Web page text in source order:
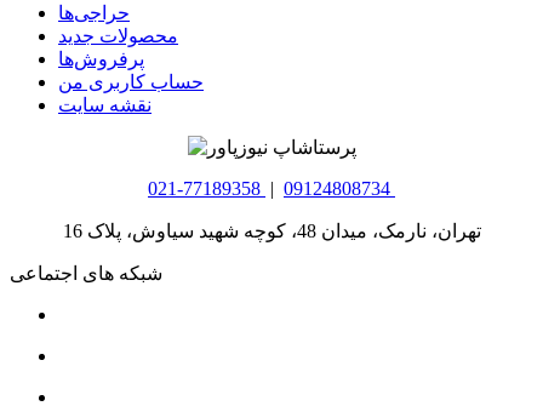
حراجی‌ها
محصولات جدید
پرفروش‌ها
حساب کاربری من
نقشه سایت
021-77189358 | 09124808734
تهران، نارمک، میدان 48، کوچه شهید سیاوش، پلاک 16
شبکه های اجتماعی